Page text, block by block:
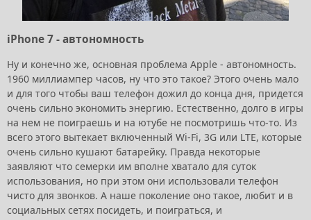
iPhone 7 - автономность
Ну и конечно же, основная проблема Apple - автономность.
1960 миллиампер часов, ну что это такое? Этого очень мало
и для того чтобы ваш телефон дожил до конца дня, придется
очень сильно экономить энергию. Естественно, долго в игры
на нем не поиграешь и на ютубе не посмотришь что-то. Из
всего этого вытекает включенный Wi-Fi, 3G или LTE, которые
очень сильно кушают батарейку. Правда некоторые
заявляют что семерки им вполне хватало для суток
использования, но при этом они использовали телефон
чисто для звонков. А наше поколение оно такое, любит и в
социальных сетях посидеть, и поиграться, и